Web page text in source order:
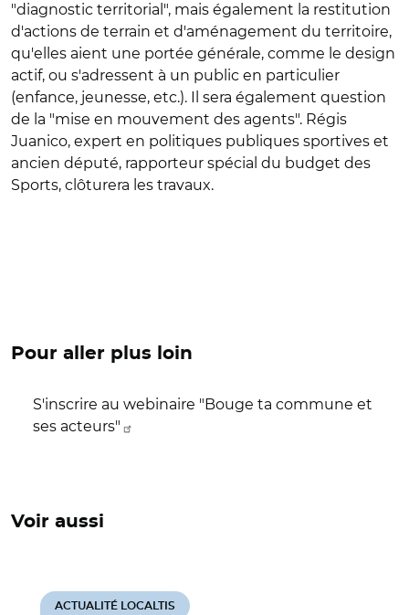
"diagnostic territorial", mais également la restitution
d'actions de terrain et d'aménagement du territoire,
qu'elles aient une portée générale, comme le design
actif, ou s'adressent à un public en particulier
(enfance, jeunesse, etc.). Il sera également question
de la "mise en mouvement des agents". Régis
Juanico, expert en politiques publiques sportives et
ancien député, rapporteur spécial du budget des
Sports, clôturera les travaux.
Pour aller plus loin
S'inscrire au webinaire "Bouge ta commune et
ses acteurs"
Voir aussi
ACTUALITÉ LOCALTIS